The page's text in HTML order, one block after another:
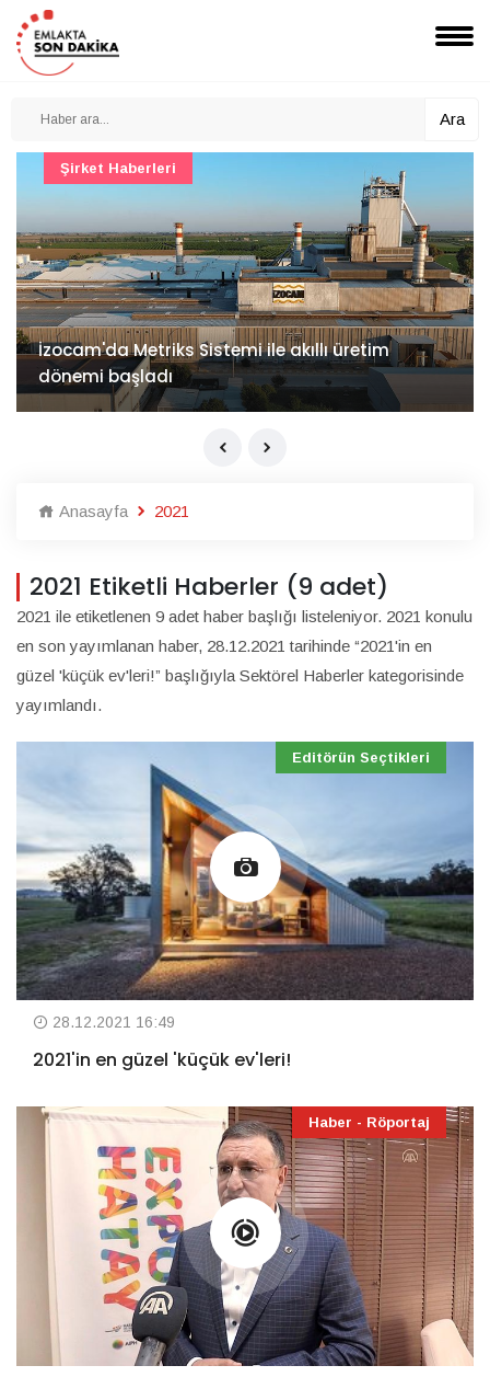
Ara
İzocam'da Metriks Sistemi ile akıllı üretim
dönemi başladı
Şirket Haberleri
Anasayfa 2021
2021 Etiketli Haberler (9 adet)
2021 ile etiketlenen 9 adet haber başlığı listeleniyor. 2021 konulu
en son yayımlanan haber, 28.12.2021 tarihinde “2021'in en
güzel 'küçük ev'leri!” başlığıyla Sektörel Haberler kategorisinde
yayımlandı.
Editörün Seçtikleri
28.12.2021 16:49
2021'in en güzel 'küçük ev'leri!
Haber - Röportaj